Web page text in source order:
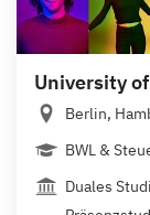
University
Berlin,
BWL &
Duales